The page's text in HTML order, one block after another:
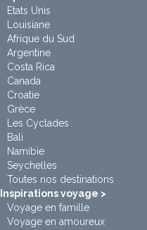
Etats Unis
Louisiane
Afrique du Sud
Argentine
Costa Rica
Canada
Croatie
Grèce
Les Cyclades
Bali
Namibie
Seychelles
Toutes nos destinations
Inspirations voyage >
Voyage en famille
Voyage en amoureux